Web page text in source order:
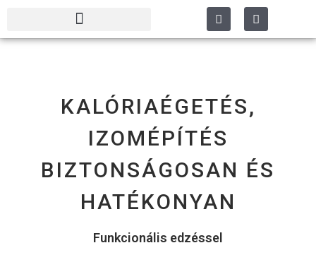
KALÓRIAÉGETÉS,
IZOMÉPÍTÉS
BIZTONSÁGOSAN ÉS
HATÉKONYAN
Funkcionális edzéssel